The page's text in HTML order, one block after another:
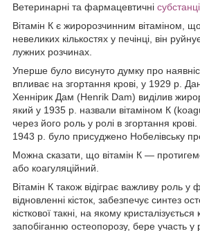
Ветеринарні та фармацевтичні
Вітамін К є жиророзчинним вітаміном,
невеликих кількостях у печінці, він
лужних розчинах.
Уперше було висунуто думку про
впливає на згортання крові, у 1929 р.
Хеннірик Дам (Henrik Dam) виділив
який у 1935 р. назвали вітаміном К
через його роль у ролі в згортання
1943 р. було присуджено Нобелівську
Можна сказати, що вітамін К —
або коагуляційний.
Вітамін К також відіграє важливу роль у
відновленні кісток, забезпечує синтез
кісткової такні, на якому
запобіганню остеопорозу, бере участь у